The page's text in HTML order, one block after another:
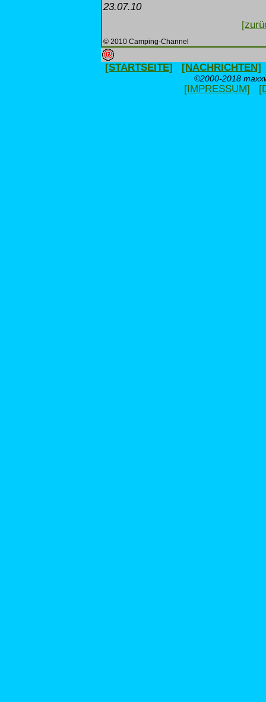
23.07.10
© 2010 Camping-Channel
[STARTSEITE] [NACHRICHTEN]
©2000-2018
[IMPRESSUM]